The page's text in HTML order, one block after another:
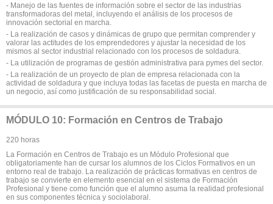
- Manejo de las fuentes de información sobre el sector de las industrias
transformadoras del metal, incluyendo el análisis de los procesos de
innovación sectorial en marcha.
- La realización de casos y dinámicas de grupo que permitan comprender y
valorar las actitudes de los emprendedores y ajustar la necesidad de los
mismos al sector industrial relacionado con los procesos de soldadura.
- La utilización de programas de gestión administrativa para pymes del sector.
- La realización de un proyecto de plan de empresa relacionada con la
actividad de soldadura y que incluya todas las facetas de puesta en marcha de
un negocio, así como justificación de su responsabilidad social.
MÓDULO 10: Formación en Centros de Trabajo
220 horas
La Formación en Centros de Trabajo es un Módulo Profesional que
obligatoriamente han de cursar los alumnos de los Ciclos Formativos en un
entorno real de trabajo. La realización de prácticas formativas en centros de
trabajo se convierte en elemento esencial en el sistema de Formación
Profesional y tiene como función que el alumno asuma la realidad profesional
en sus componentes técnica y sociolaboral.